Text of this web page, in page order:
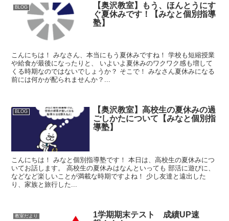
BLOG
【奥沢教室】もう、ほんとうにす
ぐ夏休みです！【みなと個別指導
塾】
こんにちは！ みなさん、本当にもう夏休みですね！ 学校も短縮授業
や給食が最後になったりと、 いよいよ夏休みのワクワク感も増して
くる時期なのではないでしょうか？ そこで！ みなさん夏休みになる
前には何かが配られませんか？...
BLOG
【奥沢教室】高校生の夏休みの過
ごしかたについて【みなと個別指
導塾】
こんにちは！ みなと個別指導塾です！ 本日は、高校生の夏休みにつ
いてお話します。 高校生の夏休みはなんといっても 部活に遊びに、
などなど楽しいことが満載な時期ですよね！ 少し友達と遠出した
り、家族と旅行した...
教室だより
1学期期末テスト 成績UP速